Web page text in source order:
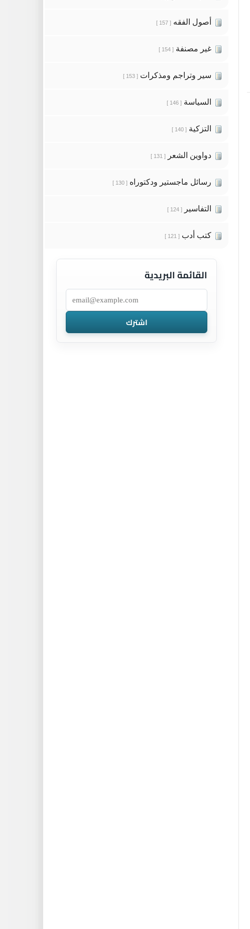
أصول الفقه [ 157 ]
غير مصنفة [ 154 ]
سير وتراجم ومذكرات [ 153 ]
السياسة [ 146 ]
التزكية [ 140 ]
دواوين الشعر [ 131 ]
رسائل ماجستير ودكتوراه [ 130 ]
التفاسير [ 124 ]
كتب أدب [ 121 ]
القائمة البريدية